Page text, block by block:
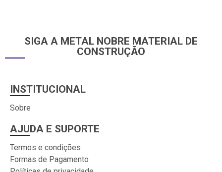
SIGA A METAL NOBRE MATERIAL DE
CONSTRUÇÃO
INSTITUCIONAL
Sobre
AJUDA E SUPORTE
Termos e condições
Formas de Pagamento